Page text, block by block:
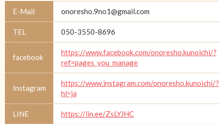
E-Mail onoresho.9no1@gmail.com
TEL 050-3550-8696
facebook
https://www.facebook.com/onoresho.kunoichi/?
ref=pages_you_manage
Instagram
https://www.instagram.com/onoresho.kunoichi/?
hl=ja
LINE https://lin.ee/ZsLYJHC